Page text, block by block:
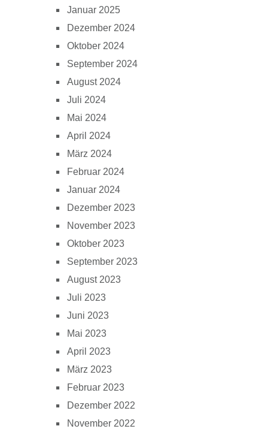
Januar 2025
Dezember 2024
Oktober 2024
September 2024
August 2024
Juli 2024
Mai 2024
April 2024
März 2024
Februar 2024
Januar 2024
Dezember 2023
November 2023
Oktober 2023
September 2023
August 2023
Juli 2023
Juni 2023
Mai 2023
April 2023
März 2023
Februar 2023
Dezember 2022
November 2022